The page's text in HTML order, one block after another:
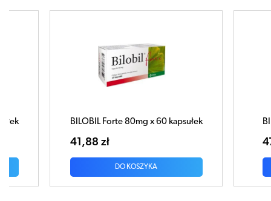
kapsułek BILOBIL Intense x 60 kapsułek
47,56 zł
DO KOSZYKA